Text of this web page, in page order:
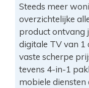
Steeds meer
overzichtelijke
product ontvang
digitale TV van 1
vaste scherpe
tevens 4-in-1
mobiele diensten